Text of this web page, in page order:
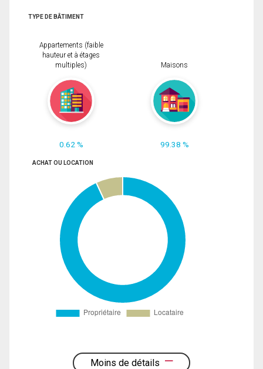
TYPE DE BÂTIMENT
Appartements (faible
hauteur et à étages
multiples)
0.62 %
Maisons
99.38 %
ACHAT OU LOCATION
Moins de détails